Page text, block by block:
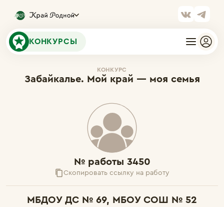
КОНКУРСЫ
КОНКУРС
Забайкалье. Мой край — моя семья
№ работы 3450
Скопировать ссылку на работу
МБДОУ ДС № 69, МБОУ СОШ № 52